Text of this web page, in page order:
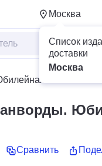
Москва
Список
доставки
Москва
Сравнить